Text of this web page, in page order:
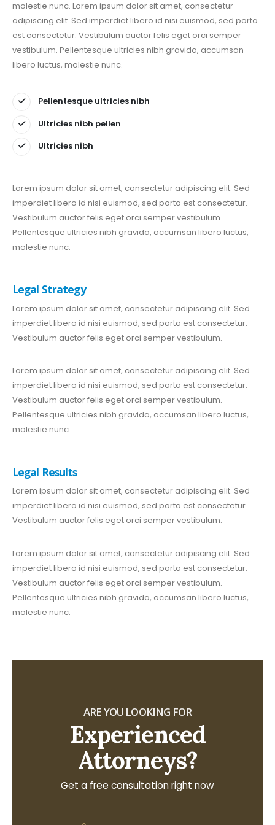
molestie nunc. Lorem ipsum dolor sit amet, consectetur
adipiscing elit. Sed imperdiet libero id nisi euismod, sed porta
est consectetur. Vestibulum auctor felis eget orci semper
vestibulum. Pellentesque ultricies nibh gravida, accumsan
libero luctus, molestie nunc.
Pellentesque ultricies nibh
Ultricies nibh pellen
Ultricies nibh
Lorem ipsum dolor sit amet, consectetur adipiscing elit. Sed
imperdiet libero id nisi euismod, sed porta est consectetur.
Vestibulum auctor felis eget orci semper vestibulum.
Pellentesque ultricies nibh gravida, accumsan libero luctus,
molestie nunc.
Legal Strategy
Lorem ipsum dolor sit amet, consectetur adipiscing elit. Sed
imperdiet libero id nisi euismod, sed porta est consectetur.
Vestibulum auctor felis eget orci semper vestibulum.
Lorem ipsum dolor sit amet, consectetur adipiscing elit. Sed
imperdiet libero id nisi euismod, sed porta est consectetur.
Vestibulum auctor felis eget orci semper vestibulum.
Pellentesque ultricies nibh gravida, accumsan libero luctus,
molestie nunc.
Legal Results
Lorem ipsum dolor sit amet, consectetur adipiscing elit. Sed
imperdiet libero id nisi euismod, sed porta est consectetur.
Vestibulum auctor felis eget orci semper vestibulum.
Lorem ipsum dolor sit amet, consectetur adipiscing elit. Sed
imperdiet libero id nisi euismod, sed porta est consectetur.
Vestibulum auctor felis eget orci semper vestibulum.
Pellentesque ultricies nibh gravida, accumsan libero luctus,
molestie nunc.
ARE YOU LOOKING FOR
Experienced
Attorneys?
Get a free consultation right now